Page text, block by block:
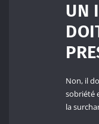
UN
Non, il
sobriété
la